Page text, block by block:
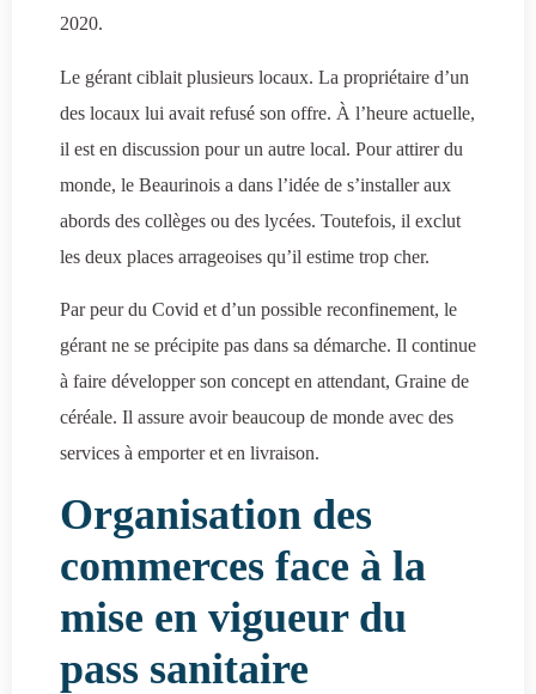
2020.
Le gérant ciblait plusieurs locaux. La propriétaire d’un
des locaux lui avait refusé son offre. À l’heure actuelle,
il est en discussion pour un autre local. Pour attirer du
monde, le Beaurinois a dans l’idée de s’installer aux
abords des collèges ou des lycées. Toutefois, il exclut
les deux places arrageoises qu’il estime trop cher.
Par peur du Covid et d’un possible reconfinement, le
gérant ne se précipite pas dans sa démarche. Il continue
à faire développer son concept en attendant, Graine de
céréale. Il assure avoir beaucoup de monde avec des
services à emporter et en livraison.
Organisation des
commerces face à la
mise en vigueur du
pass sanitaire